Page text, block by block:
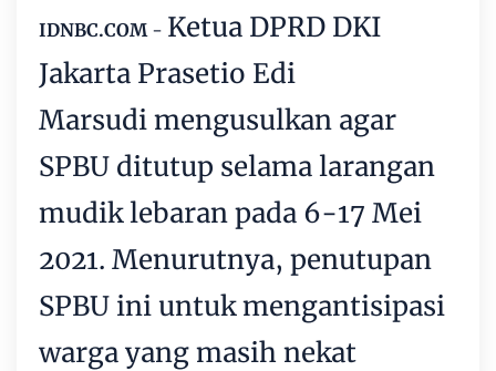
IDNBC.COM - Ketua DPRD DKI
Jakarta Prasetio Edi
Marsudimengusulkan agar
SPBU ditutup selama larangan
mudik lebaran pada 6-17 Mei
2021. Menurutnya, penutupan
SPBU ini untuk mengantisipasi
warga yang masih nekat